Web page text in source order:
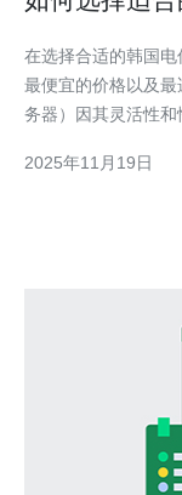
在选择合适的韩国电
最便宜的价格以及
务器）因其灵活性
性能评测、价格对比
2025年11月19日